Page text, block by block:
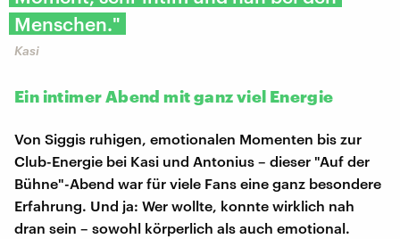
Menschen."
Kasi
Ein intimer Abend mit ganz viel Energie
Von Siggis ruhigen, emotionalen Momenten bis zur
Club-Energie bei Kasi und Antonius – dieser "Auf der
Bühne"-Abend war für viele Fans eine ganz besondere
Erfahrung. Und ja: Wer wollte, konnte wirklich nah
dran sein – sowohl körperlich als auch emotional.